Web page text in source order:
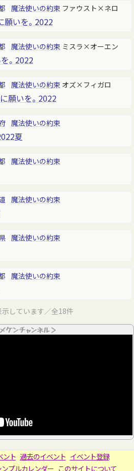
魔法使いの約束 ファウスト×ネロ
願いを。2022
魔法使いの約束 ミスラ×オーエン
。2022
魔法使いの約束 オズ×フィガロ
願いを。2022
魔法使いの約束
夏
魔法使いの約束
魔法使いの約束
魔法使いの約束
魔法使いの約束
しています／全18件
ケンチャンネル＞
ント 過去のイベント イベント登録
ンプルカレンダー このサイトについて